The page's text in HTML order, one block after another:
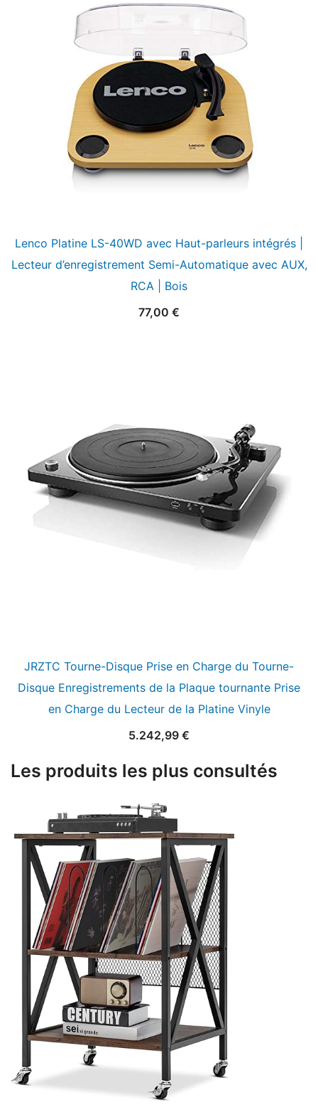
Lenco Platine LS-40WD avec Haut-parleurs intégrés |
Lecteur d’enregistrement Semi-Automatique avec AUX,
RCA | Bois
77,00 €
JRZTC Tourne-Disque Prise en Charge du Tourne-
Disque Enregistrements de la Plaque tournante Prise
en Charge du Lecteur de la Platine Vinyle
5.242,99 €
Les produits les plus consultés